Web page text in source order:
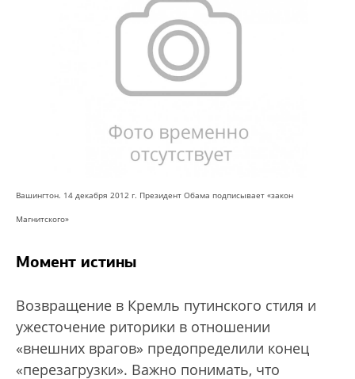
Вашингтон. 14 декабря 2012 г. Президент Обама подписывает «закон
Магнитского»
Момент истины
Возвращение в Кремль путинского стиля и
ужесточение риторики в отношении
«внешних врагов» предопределили конец
«перезагрузки». Важно понимать, что